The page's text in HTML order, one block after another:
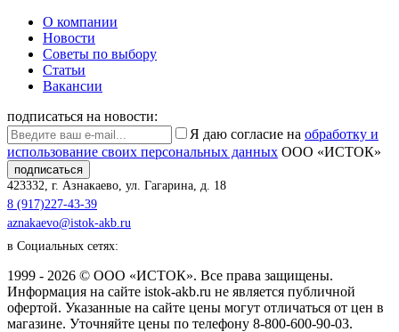
О компании
Новости
Советы по выбору
Статьи
Вакансии
подписаться на новости:
Я даю согласие на обработку и
использование своих персональных данных ООО «ИСТОК»
подписаться
423332 г. Азнакаево ул. Гагарина, д. 18
8 (917)227-43-39
aznakaevo@istok-akb.ru
в Социальных сетях:
1999 - 2026 © ООО «ИСТОК». Все права защищены.
Информация на сайте istok-akb.ru не является публичной
офертой. Указанные на сайте цены могут отличаться от цен в
магазине. Уточняйте цены по телефону 8-800-600-90-03.